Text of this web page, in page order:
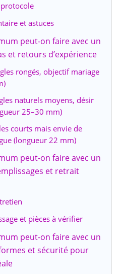
et astuces
peut-on faire avec un
et retours d’expérience
rongés, objectif mariage
naturels moyens, désir
25–30 mm)
courts mais envie de
(longueur 22 mm)
peut-on faire avec un
et retrait
et pièces à vérifier
peut-on faire avec un
et sécurité pour